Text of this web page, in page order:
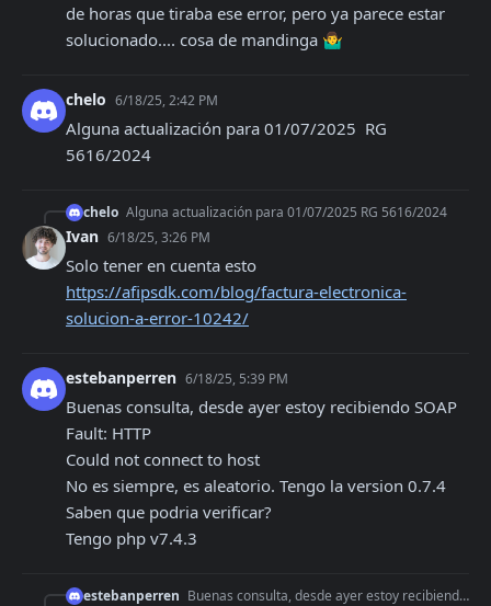
de horas que tiraba ese error, pero ya parece estar
solucionado.... cosa de mandinga 🤷‍♂️
chelo 6/18/25, 2:42 PM
Alguna actualización para 01/07/2025  RG
5616/2024
chelo Alguna actualización para 01/07/2025 RG 5616/2024
Ivan 6/18/25, 3:26 PM
https://afipsdk.com/blog/factura-electronica-
solucion-a-error-10242/
estebanperren 6/18/25, 5:39 PM
Buenas consulta, desde ayer estoy recibiendo SOAP
Fault: HTTP
Could not connect to host
No es siempre, es aleatorio. Tengo la version 0.7.4
Saben que podria verificar?
Tengo php v7.4.3
estebanperren Buenas consulta, desde ayer estoy recibiendo SOAP Fault: HTTP Could not connect to host No es siempre, es aleatorio. Tengo la version 0.7.4 Saben que podria ve